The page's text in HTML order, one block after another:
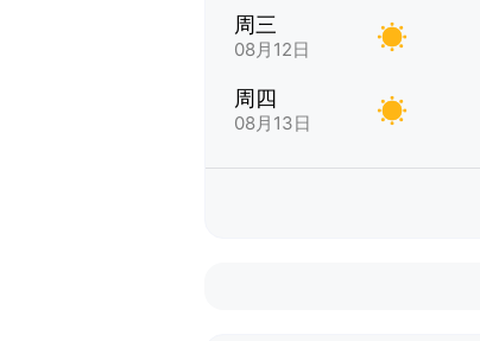
周三
08月12日
周四
08月13日